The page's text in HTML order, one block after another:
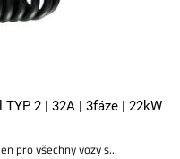
2 | 32A | 3fáze | 22kW
pro všechny vozy s...